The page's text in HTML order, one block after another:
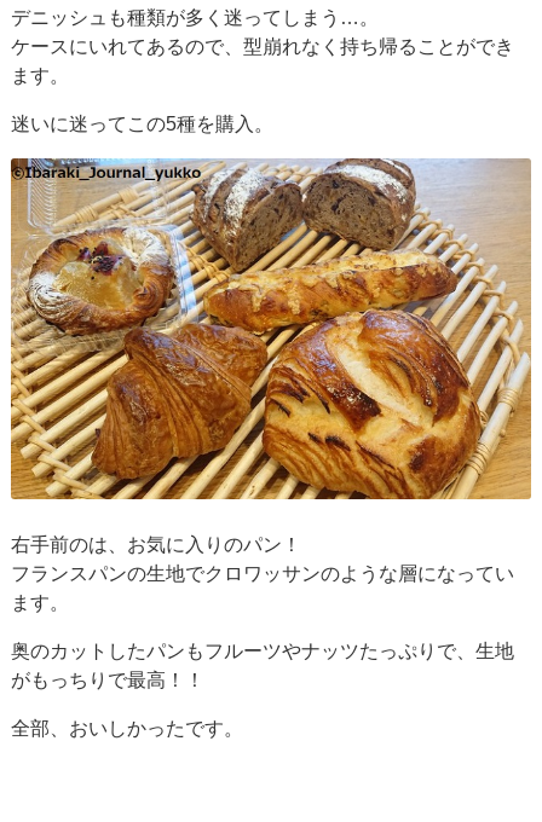
デニッシュも種類が多く迷ってしまう…。
ケースにいれてあるので、型崩れなく持ち帰ることができ
ます。
迷いに迷ってこの5種を購入。
右手前のは、お気に入りのパン！
フランスパンの生地でクロワッサンのような層になってい
ます。
奥のカットしたパンもフルーツやナッツたっぷりで、生地
がもっちりで最高！！
全部、おいしかったです。